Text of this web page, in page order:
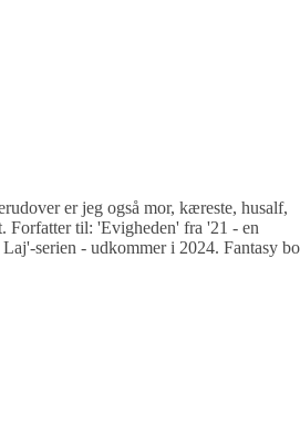
er jeg også mor, kæreste, husalf,
Forfatter til: 'Evigheden' fra '21 - en
serien - udkommer i 2024. Fantasy